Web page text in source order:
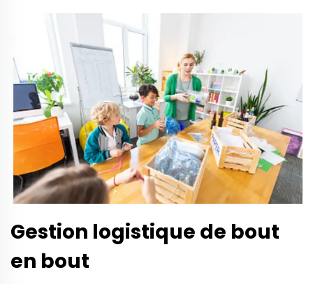
Gestion logistique de bout
en bout